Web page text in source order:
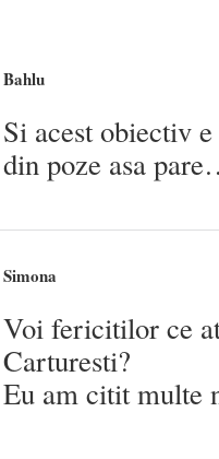
Bahlu
Si acest obiectiv
din poze asa
Simona
Voi fericitilor ce
Carturesti?
Eu am citit multe